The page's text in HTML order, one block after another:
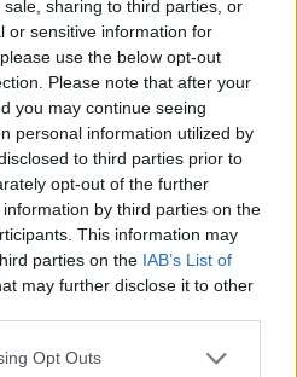
sharing to third parties, or
or sensitive information for
use the below opt-out
Please note that after your
you may continue seeing
personal information utilized by
to third parties prior to
opt-out of the further
by third parties on the
This information may
parties on the IAB’s List of
may further disclose it to other
Opt Outs
majetek zřejmě bez
vniklo do budov Otevřeného
politikyMezinárodního měnového
(SB) v bývalých Libeňských
Marka Uhlíře k tomu neměli
tvrdili, že akci schválil majitel
že o policejní akci vůbec
žádné povolení nepotřebují, že oni
Uhlíř.
na údajné dezinformace